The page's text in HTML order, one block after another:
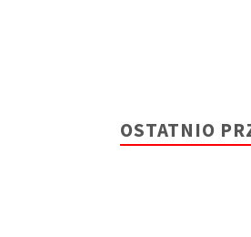
OSTATNIO